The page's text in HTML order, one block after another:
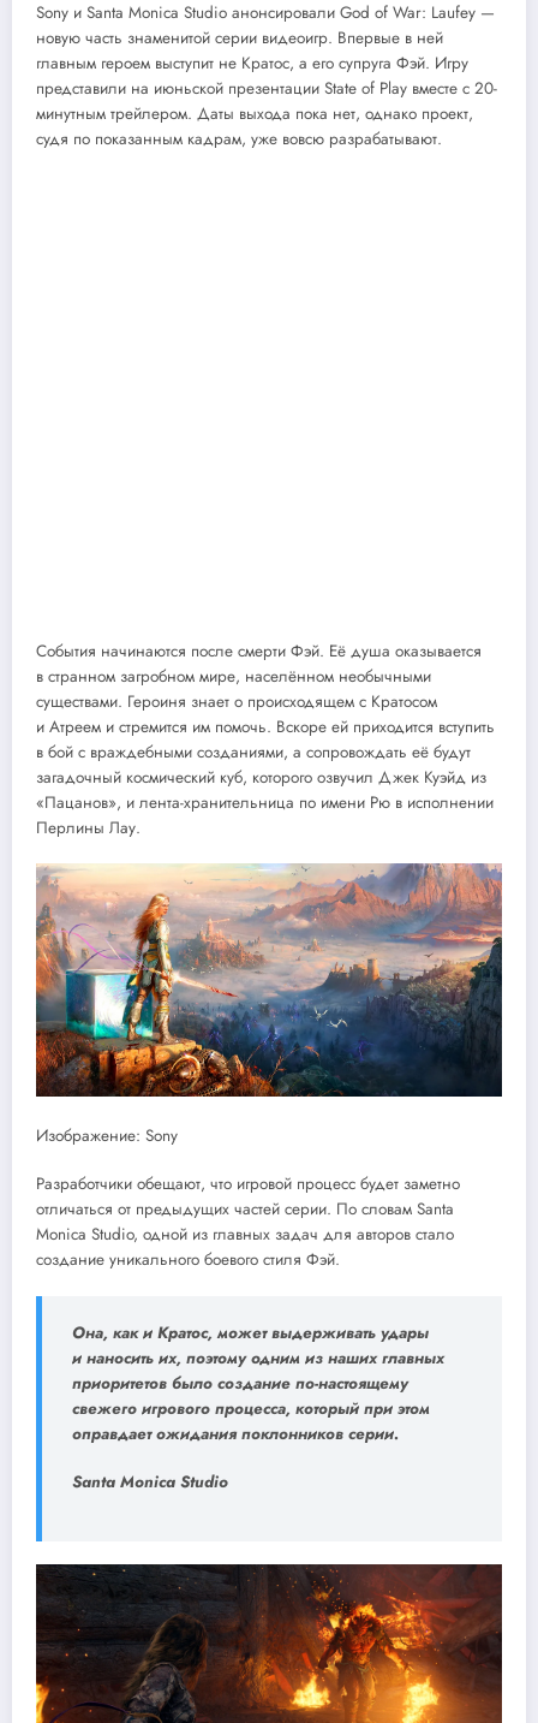
Sony и Santa Monica Studio анонсировали God of War: Laufey —
новую часть знаменитой серии видеоигр. Впервые в ней
главным героем выступит не Кратос, а его супруга Фэй. Игру
представили на июньской презентации State of Play вместе с 20-
минутным трейлером. Даты выхода пока нет, однако проект,
судя по показанным кадрам, уже вовсю разрабатывают.
События начинаются после смерти Фэй. Её душа оказывается
в странном загробном мире, населённом необычными
существами. Героиня знает о происходящем с Кратосом
и Атреем и стремится им помочь. Вскоре ей приходится вступить
в бой с враждебными созданиями, а сопровождать её будут
загадочный космический куб, которого озвучил Джек Куэйд из
«Пацанов», и лента-хранительница по имени Рю в исполнении
Перлины Лау.
Изображение: Sony
Разработчики обещают, что игровой процесс будет заметно
отличаться от предыдущих частей серии. По словам Santa
Monica Studio, одной из главных задач для авторов стало
создание уникального боевого стиля Фэй.
Она, как и Кратос, может выдерживать удары
и наносить их, поэтому одним из наших главных
приоритетов было создание по-настоящему
свежего игрового процесса, который при этом
оправдает ожидания поклонников серии.
Santa Monica Studio